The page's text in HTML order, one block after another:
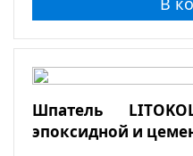
Шпатель
эпоксидной и